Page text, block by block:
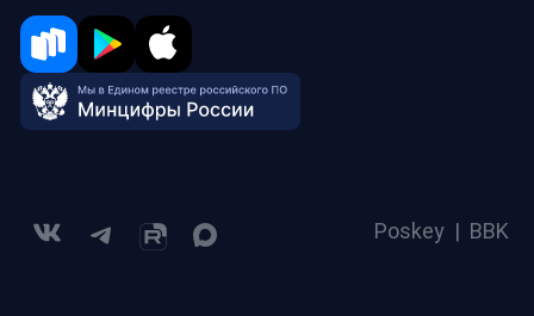
Poskey | BBK